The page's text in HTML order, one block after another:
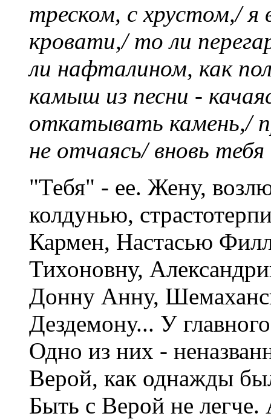
треском, с хрустом,/ я
кровати,/ то ли
ли нафталином, как
камыш из песни -
откатывать камень,/
не отчаясь/ вновь
"Тебя" - ее. Жену,
колдунью,
Кармен, Настасью
Тихоновну,
Донну Анну,
Дездемону... У
Одно из них -
Верой, как однажды
Быть с Верой не